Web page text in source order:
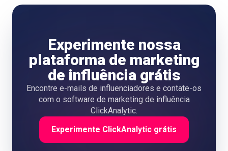
Experimente nossa
plataforma de marketing
de influência grátis
Encontre e-mails de influenciadores e contate-os
com o software de marketing de influência
ClickAnalytic.
Experimente ClickAnalytic grátis